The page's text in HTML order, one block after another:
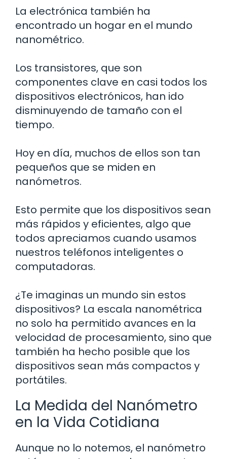
La electrónica también ha
encontrado un hogar en el mundo
nanométrico.
Los transistores, que son
componentes clave en casi todos los
dispositivos electrónicos, han ido
disminuyendo de tamaño con el
tiempo.
Hoy en día, muchos de ellos son tan
pequeños que se miden en
nanómetros.
Esto permite que los dispositivos sean
más rápidos y eficientes, algo que
todos apreciamos cuando usamos
nuestros teléfonos inteligentes o
computadoras.
¿Te imaginas un mundo sin estos
dispositivos? La escala nanométrica
no solo ha permitido avances en la
velocidad de procesamiento, sino que
también ha hecho posible que los
dispositivos sean más compactos y
portátiles.
La Medida del Nanómetro
en la Vida Cotidiana
Aunque no lo notemos, el nanómetro